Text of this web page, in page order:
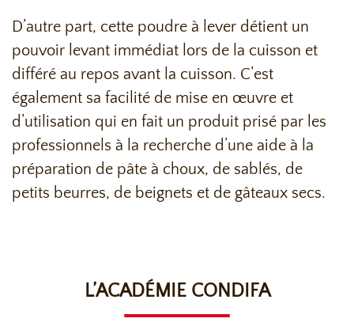
D’autre part, cette poudre à lever détient un
pouvoir levant immédiat lors de la cuisson et
différé au repos avant la cuisson. C’est
également sa facilité de mise en œuvre et
d’utilisation qui en fait un produit prisé par les
professionnels à la recherche d’une aide à la
préparation de pâte à choux, de sablés, de
petits beurres, de beignets et de gâteaux secs.
L’ACADÉMIE CONDIFA